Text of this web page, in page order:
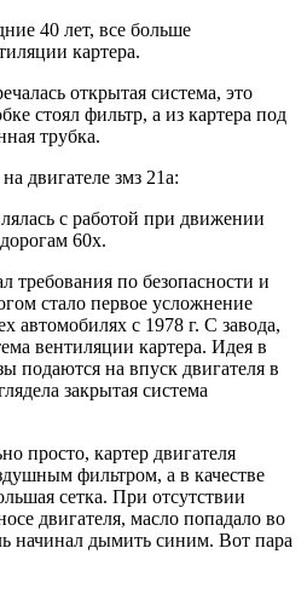
40 лет, все больше
картера.
открытая система, это
стоял фильтр, а из картера под
трубка.
двигателе змз 21а:
с работой при движении
60х.
по безопасности и
стало первое усложнение
автомобилях с 1978 г. С завода,
вентиляции картера. Идея в
подаются на впуск двигателя в
закрытая система
просто, картер двигателя
фильтром, а в качестве
сетка. При отсутствии
двигателя, масло попадало во
начинал дымить синим. Вот пара